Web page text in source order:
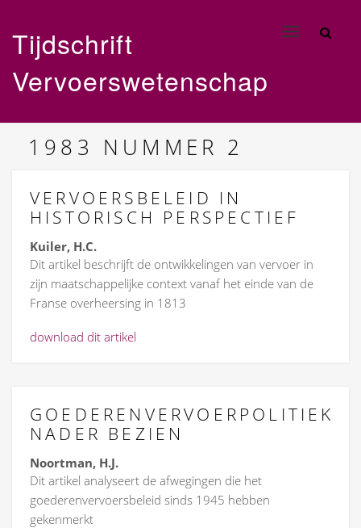
Toggle
Tijdschrift
Vervoerswetenschap
1983 NUMMER 2
VERVOERSBELEID IN
HISTORISCH PERSPECTIEF
Kuiler, H.C.
Dit artikel beschrijft de ontwikkelingen van vervoer in
zijn maatschappelijke context vanaf het einde van de
Franse overheersing in 1813
download dit artikel
GOEDERENVERVOERPOLITIEK
NADER BEZIEN
Noortman, H.J.
Dit artikel analyseert de afwegingen die het
goederenvervoersbeleid sinds 1945 hebben
gekenmerkt